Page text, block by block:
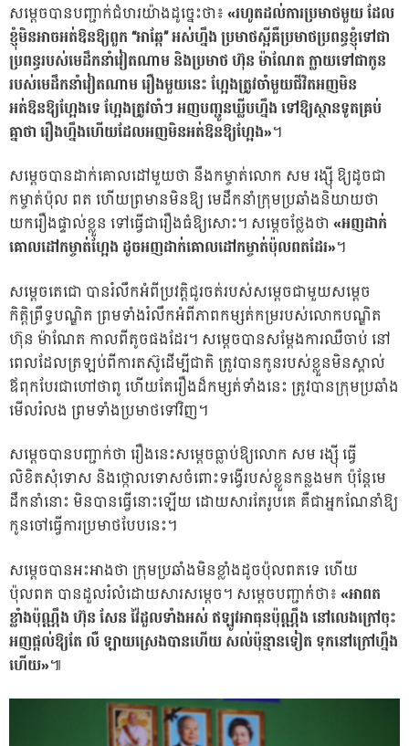
សម្តេចបានបញ្ជាក់ជំហរយ៉ាងដូច្នេះថា៖«រហូតដល់ការប្រមាថមួយ ដែល
ខ្ញុំមិនអាចអត់ឱនឱ្យពួក “អាឆ្កែ” អស់ហ្នឹង ប្រមាថស្អីគឺប្រមាថប្រពន្ធខ្ញុំទៅជា
ប្រពន្ធរបស់មេដឹកនាំវៀតណាម និងប្រមាថ ហ៊ុន ម៉ាណែត ក្លាយទៅជាកូន
របស់មេដឹកនាំវៀតណាម រឿងមួយនេះ ហ្អែងត្រូវចាំមួយជីវិតអញមិន
អត់ឱនឱ្យហ្អែងទេ ហ្អែងត្រូវចាំៗ អញបញ្ជូនឃ្លីបហ្នឹង ទៅឱ្យស្ថានទូតគ្រប់
គ្នាថា រឿងហ្នឹងហើយដែលអញមិនអត់ឱនឱ្យហ្អែង»។
សម្តេចបានដាក់គោលដៅមួយថា នឹងកម្ចាត់លោក សម រង្ស៉ី ឱ្យដូចជា
កម្ចាត់ប៉ុល ពត ហើយព្រមានមិនឱ្យ មេដឹកនាំក្រុមប្រឆាំងនិយាយថា
យករឿងផ្ទាល់ខ្លួន ទៅធ្វើជារឿងធំឱ្យសោះ។ សម្តេចថ្លែងថា «អញដាក់
គោលដៅកម្ចាត់ហ្អែង ដូចអញដាក់គោលដៅកម្ចាត់ប៉ុលពតដែរ»។
សម្តេចតេជោ បានរំលឹកអំពីប្រវត្តិជូរចត់របស់សម្តេចជាមួយសម្តេច
កិត្តិព្រឹទ្ធបណ្ឌិត ព្រមទាំងរំលឹកអំពីភាពកម្សត់កម្ររបស់លោកបណ្ឌិត
ហ៊ុន ម៉ាណែត កាលពីតូចផងដែរ។ សម្តេចបានសម្តែងការឈឺចាប់ នៅ
ពេលដែលត្រឡប់ពីការតស៊ូដើម្បីជាតិ ត្រូវបានកូនរបស់ខ្លួនមិនស្គាល់
ឪពុកបែរជាហៅថាពូ ហើយតែរឿងដ៏កម្សត់ទាំងនេះ ត្រូវបានក្រុមប្រឆាំង
មើលរំលង ព្រមទាំងប្រមាថទៅវិញ។
សម្តេចបានបញ្ជាក់ថា រឿងនេះសម្តេចធ្លាប់ឱ្យលោក សម រង្ស៉ី ធ្វើ
លិខិតសុំទោស និងថ្កោលទោសចំពោះទង្វើរបស់ខ្លួនកន្លងមក ប៉ុន្តែមេ
ដឹកនាំនោះ មិនបានធ្វើនោះឡើយ ដោយសារតែរូបគេ គឺជាអ្នកណែនាំឱ្យ
កូនចៅធ្វើការប្រមាថបែបនេះ។
សម្តេចបានអះអាងថា ក្រុមប្រឆាំងមិនខ្លាំងដូចប៉ុលពតទេ ហើយ
ប៉ុលពត បានដួលរំលំដោយសារសម្តេច។ សម្តេចបញ្ជាក់់ថា៖«អាពត
ខ្លាំងប៉ុណ្ណឹង ហ៊ុន សែន វ៉ៃដួលទាំងអស់ ឥឡូវអាធុនប៉ុណ្ណឹង នៅលេងក្រៅចុះ
អញផ្តល់ឱ្យតែ លឺ ឡាយស្រេងបានហើយ សល់ប៉ុន្មានទៀត ទុកនៅក្រៅហ្នឹង
ហើយ»៕